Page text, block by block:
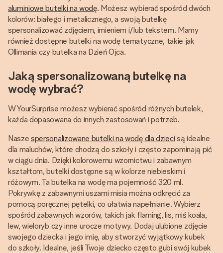
aluminiowe butelki na wodę. Możesz wybierać spośród dwóch
kolorów: białego i metalicznego, a swoją butelkę
spersonalizować zdjęciem, imieniem i/lub tekstem. Mamy
również dostępne butelki na wodę tematyczne, takie jak
Ollimania czy butelka na Dzień Ojca.
Jaką spersonalizowaną butelkę na
wodę wybrać?
W YourSurprise możesz wybierać spośród różnych butelek,
każda dopasowana do innych zastosowań i potrzeb.
Naszespersonalizowane butelki na wodę dla dzieci są idealne
dla maluchów, które chodzą do szkoły i często zapominają pić
w ciągu dnia. Dzięki kolorowemu wzornictwu i zabawnym
kształtom, butelki dostępne są w kolorze niebieskim i
różowym. Ta butelka na wodę ma pojemność 320 ml.
Pokrywkę z zabawnymi uszami misia można odkręcić za
pomocą poręcznej pętelki, co ułatwia napełnianie. Wybierz
spośród zabawnych wzorów, takich jak flaming, lis, miś koala,
lew, wieloryb czy inne urocze motywy. Dodaj ulubione zdjęcie
swojego dziecka i jego imię, aby stworzyć wyjątkowy kubek
do szkoły. Idealne, jeśli Twoje dziecko często gubi swój kubek